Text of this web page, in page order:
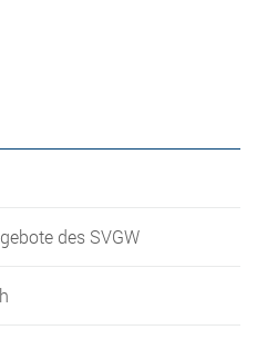
des SVGW